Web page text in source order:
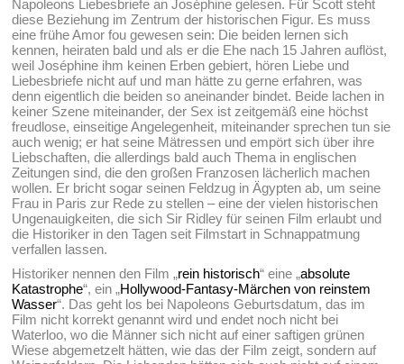
Napoleons Liebesbriefe an Joséphine gelesen. Für Scott steht
diese Beziehung im Zentrum der historischen Figur. Es muss
eine frühe Amor fou gewesen sein: Die beiden lernen sich
kennen, heiraten bald und als er die Ehe nach 15 Jahren auflöst,
weil Joséphine ihm keinen Erben gebiert, hören Liebe und
Liebesbriefe nicht auf und man hätte zu gerne erfahren, was
denn eigentlich die beiden so aneinander bindet. Beide lachen in
keiner Szene miteinander, der Sex ist zeitgemäß eine höchst
freudlose, einseitige Angelegenheit, miteinander sprechen tun sie
auch wenig; er hat seine Mätressen und empört sich über ihre
Liebschaften, die allerdings bald auch Thema in englischen
Zeitungen sind, die den großen Franzosen lächerlich machen
wollen. Er bricht sogar seinen Feldzug in Ägypten ab, um seine
Frau in Paris zur Rede zu stellen – eine der vielen historischen
Ungenauigkeiten, die sich Sir Ridley für seinen Film erlaubt und
die Historiker in den Tagen seit Filmstart in Schnappatmung
verfallen lassen.
Historiker nennen den Film „rein historisch“ eine „absolute
Katastrophe“, ein „Hollywood-Fantasy-Märchen von reinstem
Wasser“. Das geht los bei Napoleons Geburtsdatum, das im
Film nicht korrekt genannt wird und endet noch nicht bei
Waterloo, wo die Männer sich nicht auf einer saftigen grünen
Wiese abgemetzelt hätten, wie das der Film zeigt, sondern auf